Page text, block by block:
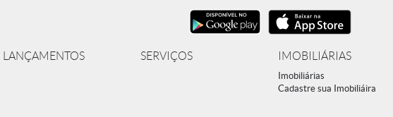
LANÇAMENTOS SERVIÇOS IMOBILIÁRIAS
Imobiliárias
Cadastre sua Imobiliáira